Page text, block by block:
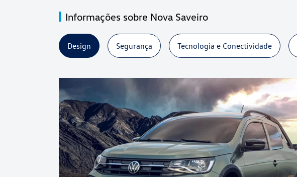
Informações sobre Nova Saveiro
Design Segurança Tecnologia e Conectividade